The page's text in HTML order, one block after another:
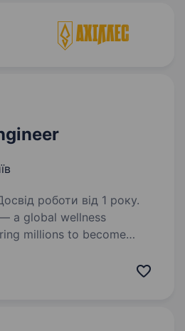
роботи від 1 року.
a global wellness
millions to become
people better and keep